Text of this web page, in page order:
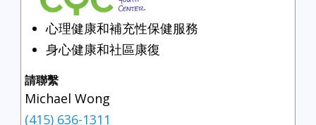
心理健康和補充性保健服務
身心健康和社區康復
請聯繫
Michael Wong
(415) 636-1311